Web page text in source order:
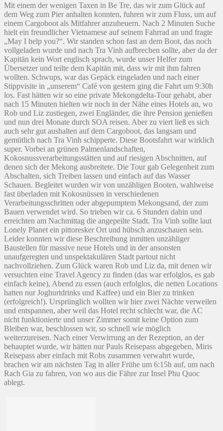
Mit einem der wenigen Taxen in Be Tre, das wir zum Glück auf
dem Weg zum Pier anhalten konnten, fuhren wir zum Fluss, um auf
einem Cargoboot als Mitfahrer anzuheuern. Nach 2 Minuten Suche
hielt ein freundlicher Vietnamese auf seinem Fahrrad an und fragte
„May I help you?“. Wir standen schon fast an dem Boot, das noch
vollgeladen wurde und nach Tra Vinh aufbrechen sollte, aber da der
Kapitän kein Wort englisch sprach, wurde unser Helfer zum
Übersetzer und teilte dem Kapitän mit, dass wir mit ihm fahren
wollten. Schwups, war das Gepäck eingeladen und nach einer
Stippvisite in „unserem“ Café von gestern ging die Fahrt um 9:30h
los. Fast hätten wir so eine private Mekongdelta-Tour gehabt, aber
nach 15 Minuten hielten wir noch in der Nähe eines Hotels an, wo
Rob und Liz zustiegen, zwei Engländer, die ihre Pension genießen
und nun drei Monate durch SOA reisen. Aber zu viert ließ es sich
auch sehr gut aushalten auf dem Cargoboot, das langsam und
gemütlich nach Tra Vinh schipperte. Diese Bootsfahrt war wirklich
super. Vorbei an grünen Palmenlandschaften,
Kokosnussverarbeitungsstätten und auf riesigen Abschnitten, auf
denen sich der Mekong ausbreitete. Die Tour gab Gelegenheit zum
Abschalten, sich Treiben lassen und einfach auf das Wasser
Schauen. Begleitet wurden wir von unzähligen Booten, wahlweise
fast überladen mit Kokosnüssen in verschiedenen
Verarbeitungsschritten oder abgepumptem Mekongsand, der zum
Bauen verwendet wird. So trieben wir ca. 6 Stunden dahin und
erreichten am Nachmittag die angepeilte Stadt. Tra Vinh sollte laut
Lonely Planet ein pittoresker Ort und hübsch anzuschauen sein.
Leider konnten wir diese Beschreibung inmitten unzähliger
Baustellen für massive neue Hotels und in der ansonsten
unaufgeregten und unspektakulären Stadt partout nicht
nachvollziehen. Zum Glück waren Rob und Liz da, mit denen wir
versuchten eine Travel Agency zu finden (das war erfolglos, es gab
einfach keine), Abend zu essen (auch erfolglos, die netten Locations
hatten nur Joghurtdrinks und Kaffee) und ein Bier zu trinken
(erfolgreich!). Ursprünglich wollten wir hier zwei Nächte verweilen
und entspannen, aber weil das Hotel recht schlecht war, die AC
nicht funktionierte und unser Zimmer somit keine Option zum
Bleiben war, beschlossen wir, so schnell wie möglich
weiterzureisen. Nach einer Verwirrung an der Rezeption, an der
behauptet wurde, wir hätten nur Pauls Reisepass abgegeben, Miris
Reisepass aber einfach mit Robs zusammen verwahrt wurde,
brachen wir am nächsten Tag in aller Frühe um 6:15h auf, um nach
Rach Gia zu fahren, von wo aus die Fähre zur Insel Phu Quoc
ablegt.